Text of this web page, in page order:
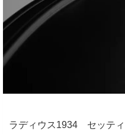
ラディウス1934 セッテ